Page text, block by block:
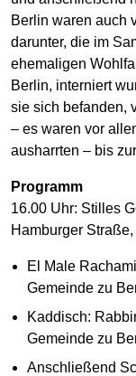
Berlin waren auch
darunter, die im
ehemaligen
Berlin, interniert
sie sich befanden,
– es waren vor
ausharrten – bis
Programm
16.00 Uhr: Stilles
Hamburger
El Male
Gemeinde zu
Kaddisch:
Gemeinde zu
Anschließend